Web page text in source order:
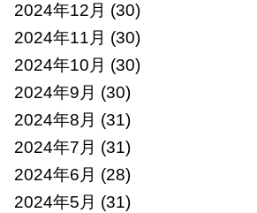
2024年12月 (30)
2024年11月 (30)
2024年10月 (30)
2024年9月 (30)
2024年8月 (31)
2024年7月 (31)
2024年6月 (28)
2024年5月 (31)